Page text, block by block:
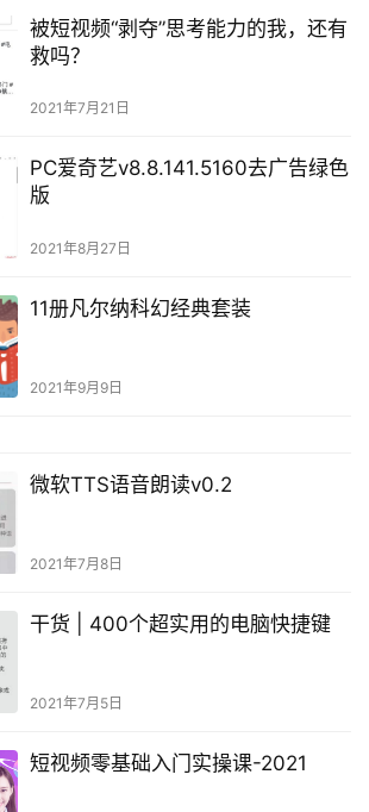
被短视频“剥夺”思考能力的我，还有
救吗？
2021年7月21日
PC爱奇艺v8.8.141.5160去广告绿色
版
2021年8月27日
11册凡尔纳科幻经典套装
2021年9月9日
微软TTS语音朗读v0.2
2021年7月8日
干货 | 400个超实用的电脑快捷键
2021年7月5日
短视频零基础入门实操课-2021